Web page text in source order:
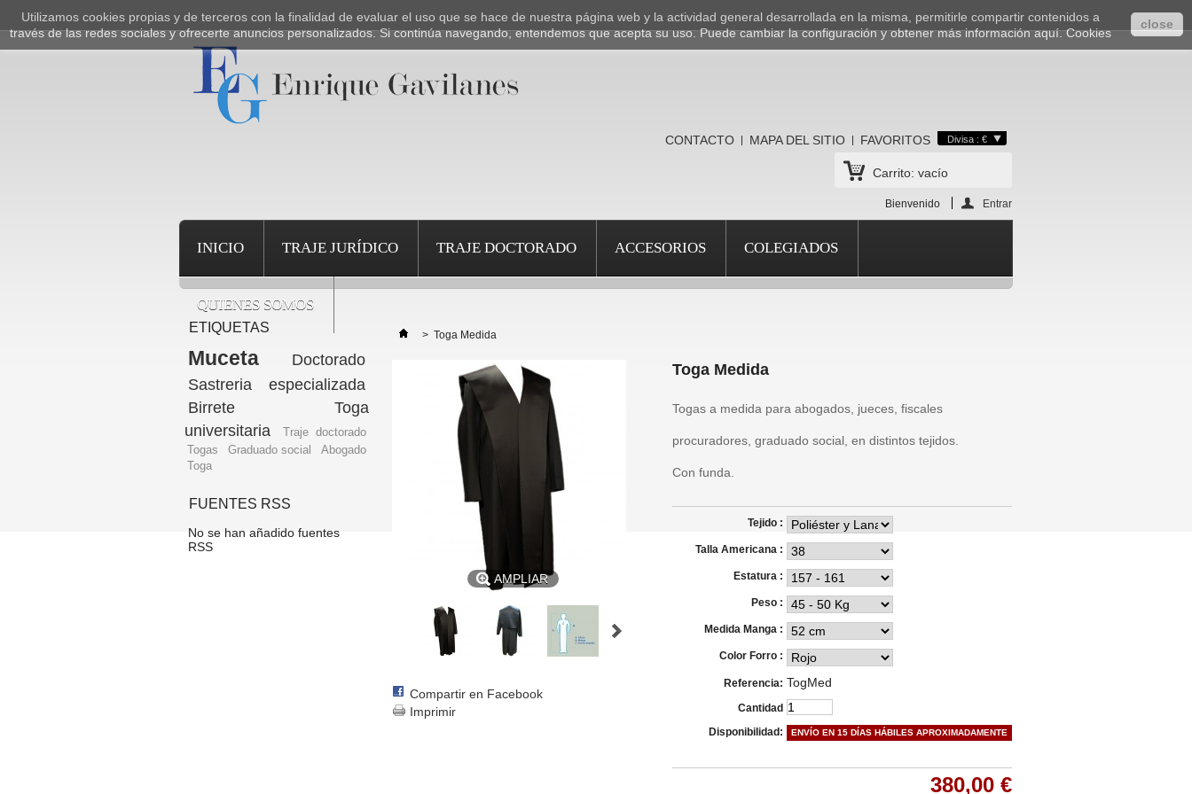
Divisa : €
CONTACTO MAPA DEL SITIO FAVORITOS
Carrito: vacío
Bienvenido Entrar
INICIO TRAJE JURÍDICO TRAJE DOCTORADO ACCESORIOS COLEGIADOS
QUIENES SOMOS
ETIQUETAS
Muceta
Doctorado
Sastreria especializada
Birrete
Toga
universitaria
Traje doctorado
Togas
Graduado social
Abogado
Toga
FUENTES RSS
No se han añadido fuentes
RSS
> Toga Medida
AMPLIAR
Compartir en Facebook
Imprimir
Toga Medida
Togas a medida para abogados, jueces, fiscales
procuradores, graduado social, en distintos tejidos.
Con funda.
Tejido :
Talla Americana :
Estatura :
Peso :
Medida Manga :
Color Forro :
Referencia: TogMed
Cantidad
Disponibilidad:
ENVÍO EN 15 DÍAS HÁBILES APROXIMADAMENTE
380,00 €
Utilizamos cookies propias y de terceros con la finalidad de evaluar el uso que se hace de nuestra página web y la actividad general desarrollada en la misma, permitirle compartir contenidos a
través de las redes sociales y ofrecerte anuncios personalizados. Si continúa navegando, entendemos que acepta su uso. Puede cambiar la configuración y obtener más información aquí.Cookies
close